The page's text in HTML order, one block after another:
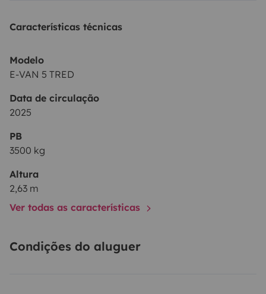
Características técnicas
Modelo
E-VAN 5 TRED
Data de circulação
2025
PB
3500 kg
Altura
2,63 m
Ver todas as características
Condições do aluguer